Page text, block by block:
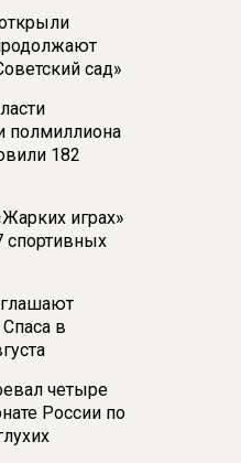
сад»
полмиллиона
182
играх»
в
четыре
России по